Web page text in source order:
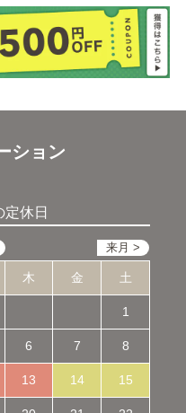
ション
休日
木 金 土
1
6 7 8
13 14 15